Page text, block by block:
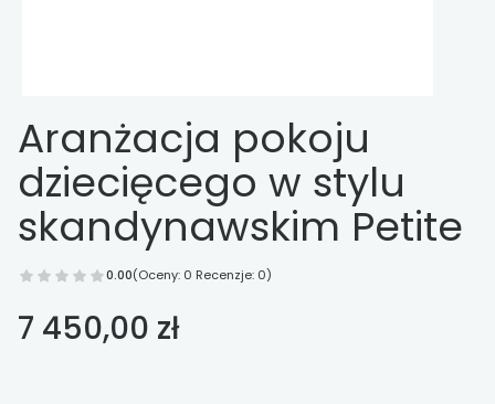
Aranżacja pokoju
dziecięcego w stylu
skandynawskim Petite
0.00(Oceny: 0 Recenzje: 0)
Cena
7 450,00 zł